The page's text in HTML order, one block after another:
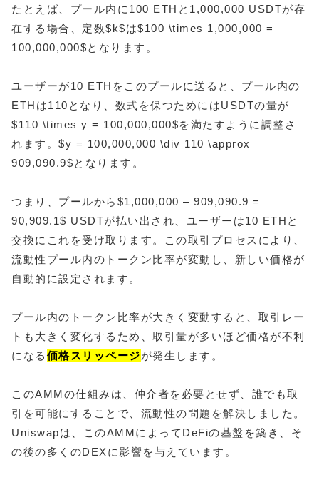
たとえば、プール内に100 ETHと1,000,000 USDTが存
在する場合、定数$k$は$100 \times 1,000,000 =
100,000,000$となります。
ユーザーが10 ETHをこのプールに送ると、プール内の
ETHは110となり、数式を保つためにはUSDTの量が
$110 \times y = 100,000,000$を満たすように調整さ
れます。$y = 100,000,000 \div 110 \approx
909,090.9$となります。
つまり、プールから$1,000,000 – 909,090.9 =
90,909.1$ USDTが払い出され、ユーザーは10 ETHと
交換にこれを受け取ります。この取引プロセスにより、
流動性プール内のトークン比率が変動し、新しい価格が
自動的に設定されます。
プール内のトークン比率が大きく変動すると、取引レー
トも大きく変化するため、取引量が多いほど価格が不利
になる 価格スリッページが発生します。
このAMMの仕組みは、仲介者を必要とせず、誰でも取
引を可能にすることで、流動性の問題を解決しました。
Uniswapは、このAMMによってDeFiの基盤を築き、そ
の後の多くのDEXに影響を与えています。